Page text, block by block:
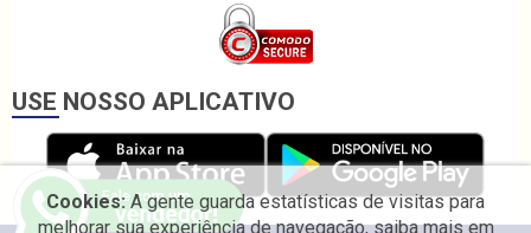
USE NOSSO APLICATIVO
Cookies:A gente guarda estatísticas de visitas para
melhorar sua experiência de navegação, saiba mais em